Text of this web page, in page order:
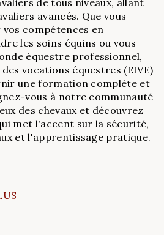
de tous niveaux, allant
avancés. Que vous
compétences en
les soins équins ou vous
équestre professionnel,
vocations équestres (EIVE)
une formation complète et
vous à notre communauté
des chevaux et découvrez
met l'accent sur la sécurité,
et l'apprentissage pratique.